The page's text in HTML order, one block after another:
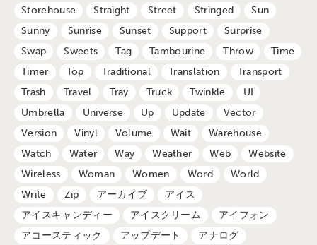
Storehouse
Straight Street Stringed
Sun
Sunny
Sunrise Sunset Support
Surprise
Swap
Sweets Tag Tambourine Throw
Time
Timer
Top Traditional Translation
Transport
Trash
Travel Tray Truck Twinkle
UI
Umbrella
Universe Up Update
Vector
Version
Vinyl Volume Wait
Warehouse
Watch
Water Way Weather Web
Website
Wireless
Woman Women Word
World
Write
Zip アーカイブ
アイス
アイスキャンディー
アイスクリーム
アイフォン
アコースティック
アップデート アナログ